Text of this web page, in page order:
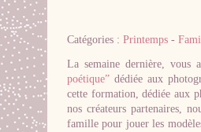
Catégories : Printemps -
La semaine dernière, vous
poétique” dédiée aux
cette formation, dédiée aux
nos créateurs partenaires,
famille pour jouer les